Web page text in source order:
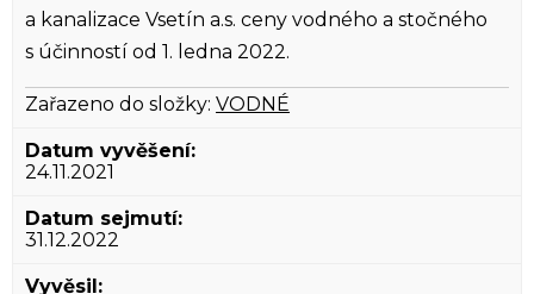
a kanalizace Vsetín a.s. ceny vodného a stočného
s účinností od 1. ledna 2022.
Zařazeno do složky: VODNÉ
24.11.2021
31.12.2022